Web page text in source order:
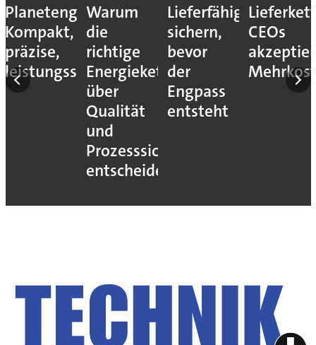
Planetengetriebe:
Kompakt,
präzise,
leistungsstark
Warum
die
richtige
Energiekette
über
Qualität
und
Prozesssicherheit
entscheidet
Lieferfähigkeit
sichern,
bevor
der
Engpass
entsteht
CEOs